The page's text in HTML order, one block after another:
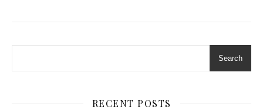
Search
RECENT POSTS